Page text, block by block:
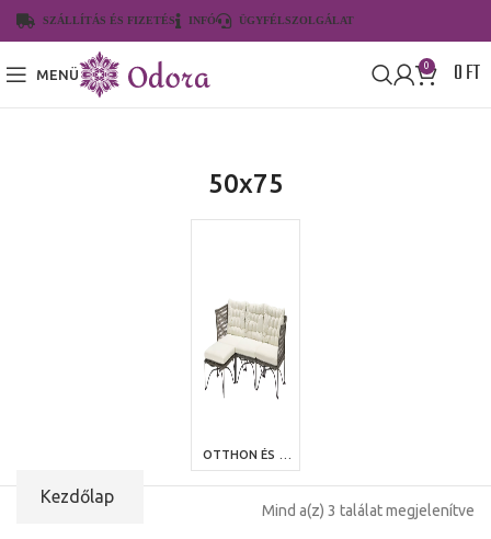
SZÁLLÍTÁS ÉS FIZETÉS INFÓ ÜGYFÉLSZOLGÁLAT
MENÜ
0 0FT
50x75
Kezdőlap
Mind a(z) 3 találat megjelenítve